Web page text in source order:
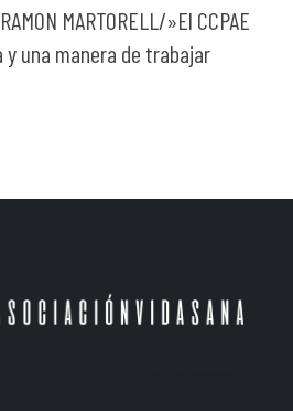
MARTORELL/»El CCPAE
una manera de trabajar